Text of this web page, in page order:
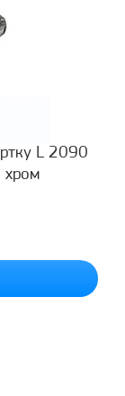
L 2090
хром